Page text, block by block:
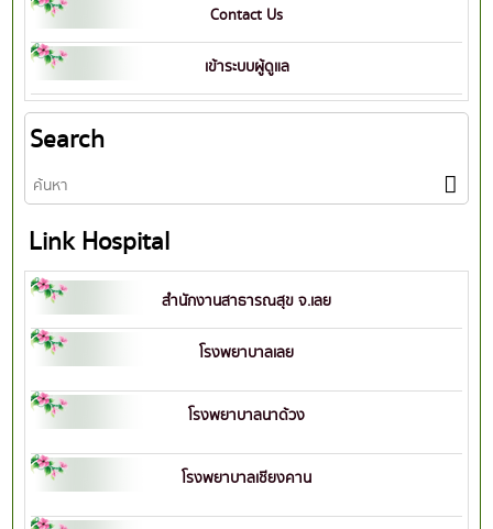
Contact Us
เข้าระบบผู้ดูแล
Search
Link Hospital
สำนักงานสาธารณสุข จ.เลย
โรงพยาบาลเลย
โรงพยาบาลนาด้วง
โรงพยาบาลเชียงคาน